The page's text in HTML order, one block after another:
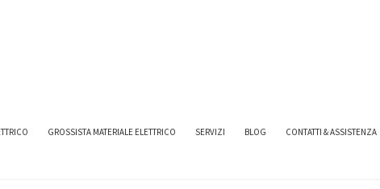
GROSSISTA MATERIALE ELETTRICO SERVIZI BLOG CONTATTI & ASSISTENZA